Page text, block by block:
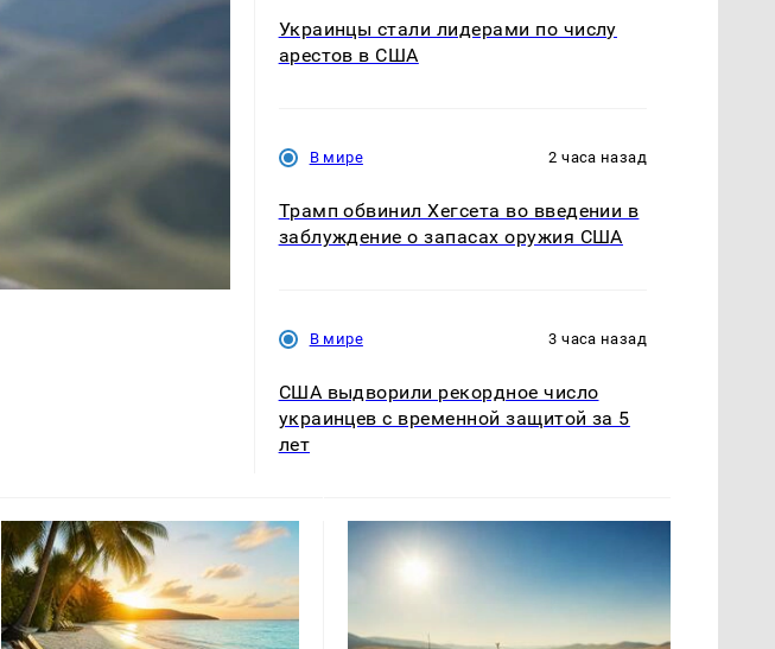
Украинцы стали лидерами по числу
арестов в США
В мире 2 часа назад
Трамп обвинил Хегсета во введении в
заблуждение о запасах оружия США
В мире 3 часа назад
США выдворили рекордное число
украинцев с временной защитой за 5
лет